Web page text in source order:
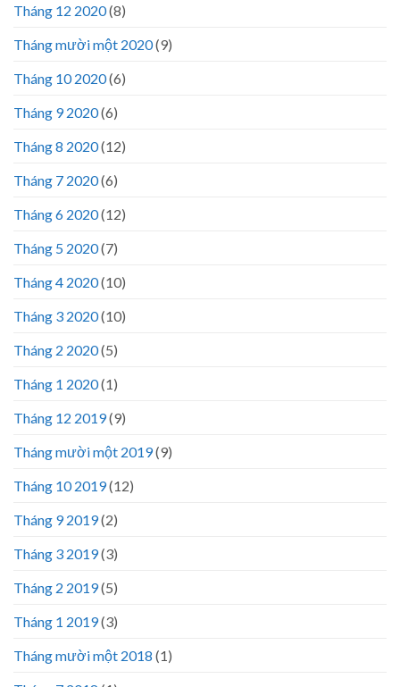
Tháng 12 2020(8)
Tháng mười một 2020(9)
Tháng 10 2020(6)
Tháng 9 2020(6)
Tháng 8 2020(12)
Tháng 7 2020(6)
Tháng 6 2020(12)
Tháng 5 2020(7)
Tháng 4 2020(10)
Tháng 3 2020(10)
Tháng 2 2020(5)
Tháng 1 2020(1)
Tháng 12 2019(9)
Tháng mười một 2019(9)
Tháng 10 2019(12)
Tháng 9 2019(2)
Tháng 3 2019(3)
Tháng 2 2019(5)
Tháng 1 2019(3)
Tháng mười một 2018 (1)